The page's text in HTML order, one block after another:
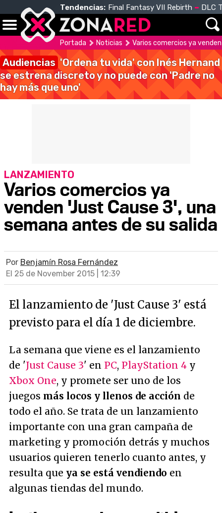
Tendencias: Final Fantasy VII Rebirth DLC
Portada Noticias Varios comercios ya
Audiencias 'Ordena tu vida' con Inés Hernand
se estrena discreto y no puede con 'Padre no
hay más que uno'
Varios comercios ya
venden 'Just Cause 3', una
semana antes de su salida
LANZAMIENTO
Por Benjamín Rosa Fernández
El 25 de November 2015 | 12:39
El lanzamiento de 'Just Cause 3' está
previsto para el día 1 de diciembre.
La semana que viene es el lanzamiento
de 'Just Cause 3' en PC, PlayStation 4 y
Xbox One, y promete ser uno de los
juegos más locos y llenos de acción de
todo el año. Se trata de un lanzamiento
importante con una gran campaña de
marketing y promoción detrás y muchos
usuarios quieren tenerlo cuanto antes, y
resulta que ya se está vendiendo en
algunas tiendas del mundo.